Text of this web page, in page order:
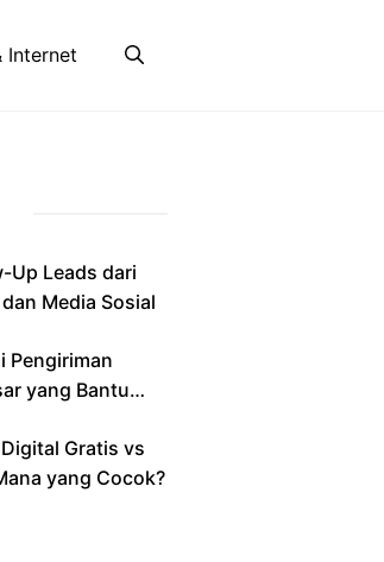
Internet
Up Leads dari
Media Sosial
Pengiriman
yang Bantu
Gratis vs
yang Cocok?